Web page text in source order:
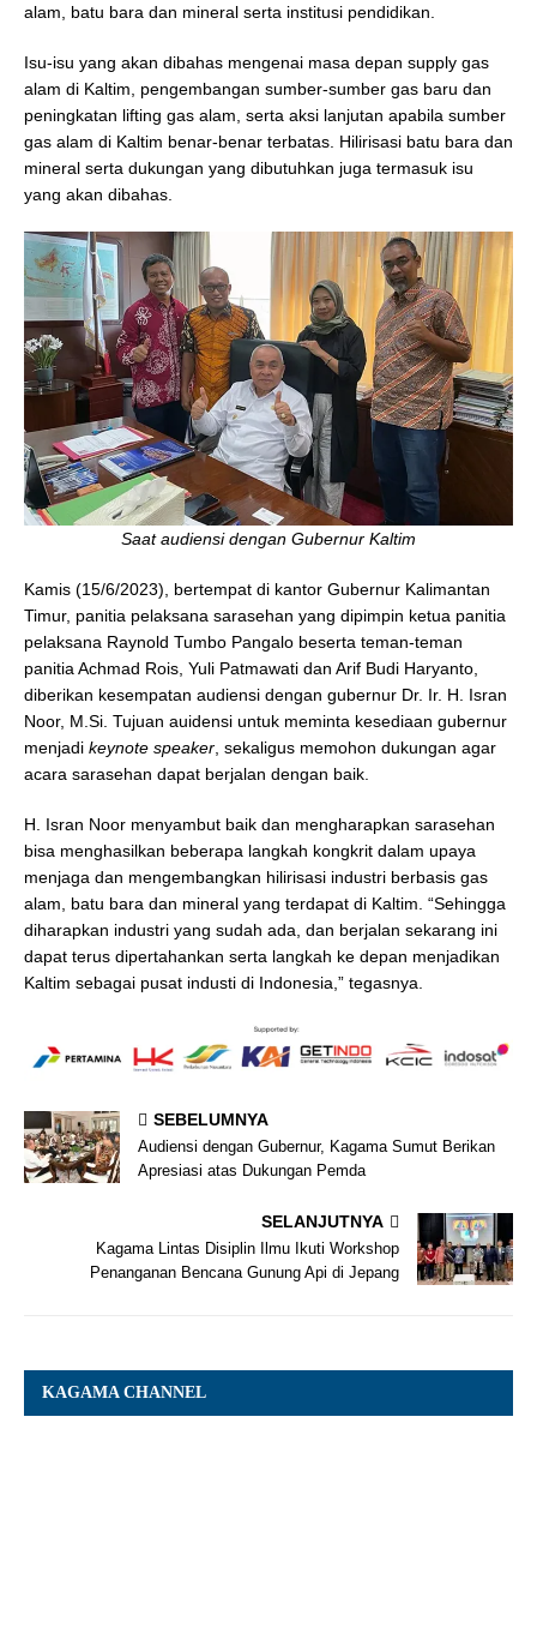
alam, batu bara dan mineral serta institusi pendidikan.
Isu-isu yang akan dibahas mengenai masa depan supply gas
alam di Kaltim, pengembangan sumber-sumber gas baru dan
peningkatan lifting gas alam, serta aksi lanjutan apabila sumber
gas alam di Kaltim benar-benar terbatas. Hilirisasi batu bara dan
mineral serta dukungan yang dibutuhkan juga termasuk isu
yang akan dibahas.
Saat audiensi dengan Gubernur Kaltim
Kamis (15/6/2023), bertempat di kantor Gubernur Kalimantan
Timur, panitia pelaksana sarasehan yang dipimpin ketua panitia
pelaksana Raynold Tumbo Pangalo beserta teman-teman
panitia Achmad Rois, Yuli Patmawati dan Arif Budi Haryanto,
diberikan kesempatan audiensi dengan gubernur Dr. Ir. H. Isran
Noor, M.Si. Tujuan auidensi untuk meminta kesediaan gubernur
menjadi keynote speaker , sekaligus memohon dukungan agar
acara sarasehan dapat berjalan dengan baik.
H. Isran Noor menyambut baik dan mengharapkan sarasehan
bisa menghasilkan beberapa langkah kongkrit dalam upaya
menjaga dan mengembangkan hilirisasi industri berbasis gas
alam, batu bara dan mineral yang terdapat di Kaltim. “Sehingga
diharapkan industri yang sudah ada, dan berjalan sekarang ini
dapat terus dipertahankan serta langkah ke depan menjadikan
Kaltim sebagai pusat industi di Indonesia,” tegasnya.
SEBELUMNYA
Audiensi dengan Gubernur, Kagama Sumut Berikan
Apresiasi atas Dukungan Pemda
SELANJUTNYA
Kagama Lintas Disiplin Ilmu Ikuti Workshop
Penanganan Bencana Gunung Api di Jepang
KAGAMA CHANNEL